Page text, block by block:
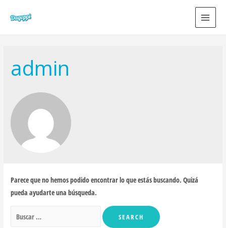
MAIN
admin
Parece que no hemos podido encontrar lo que estás buscando. Quizá
pueda ayudarte una búsqueda.